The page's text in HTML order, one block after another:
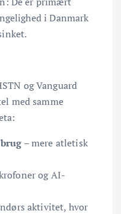
i Danmark
og Vanguard
med samme
– mere atletisk
og AI-
aktivitet, hvor